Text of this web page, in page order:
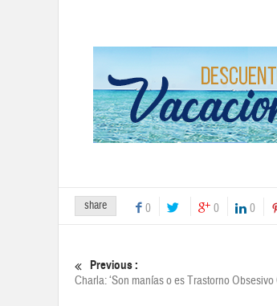
share 0 0 0
Previous :
Charla: ‘Son manías o es Trastorno